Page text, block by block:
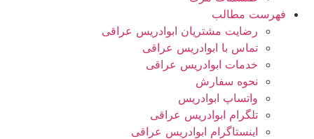
فهرست مطالب
رضایت مشتریان ابوادریس عراقی
تماس با ابوادریس عراقی
خدمات ابوادریس عراقی
نحوه سفارش
واتساپ ابوادریس
تلگرام ابوادریس عراقی
اینستاگرام ابوادریس عراقی